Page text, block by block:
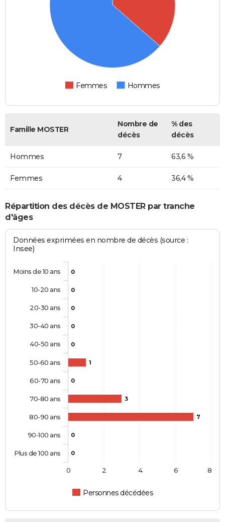
Femmes Hommes
Famille MOSTER
Nombre de
décès
% des
décès
Hommes 7 63,6 %
Femmes 4 36,4 %
Répartition des décès de MOSTER par tranche
d'âges
Données exprimées en nombre de décès (source :
Insee)
0
0
0
0
0
1
0
3
7
0
0
Personnes décédées
Moins de 10 ans
10-20 ans
20-30 ans
30-40 ans
40-50 ans
50-60 ans
60-70 ans
70-80 ans
80-90 ans
90-100 ans
Plus de 100 ans
0 2 4 6 8